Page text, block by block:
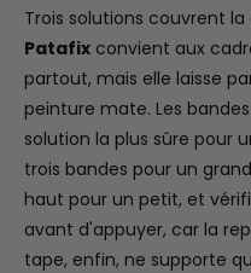
Trois solutions couvrent
Patafix convient aux
partout, mais elle laisse
peinture mate. Les
solution la plus sûre pour
trois bandes pour un
haut pour un petit, et
avant d'appuyer, car la
tape, enfin, ne supporte